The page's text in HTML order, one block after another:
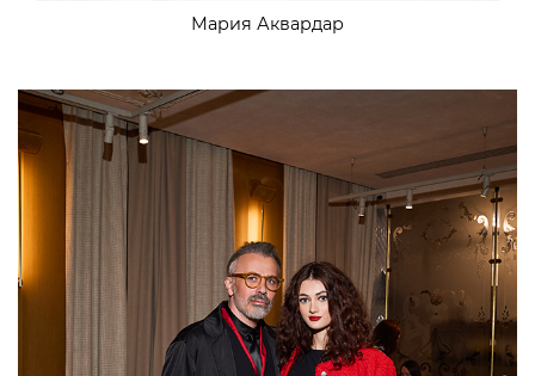
Мария Аквардар